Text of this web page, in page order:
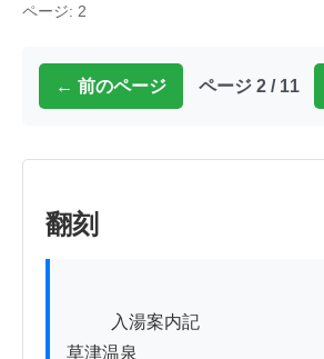
ページ: 2
← 前のページ ページ 2 / 11
翻刻
草津温泉